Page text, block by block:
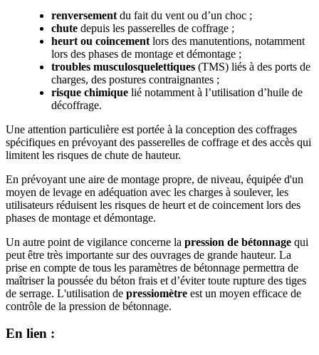
renversement du fait du vent ou d’un choc ;
chute depuis les passerelles de coffrage ;
heurt ou coincement lors des manutentions, notamment
lors des phases de montage et démontage ;
troubles musculosquelettiques (TMS) liés à des ports de
charges, des postures contraignantes ;
risque chimique lié notamment à l’utilisation d’huile de
décoffrage.
Une attention particulière est portée à la conception des coffrages
spécifiques en prévoyant des passerelles de coffrage et des accès qui
limitent les risques de chute de hauteur.
En prévoyant une aire de montage propre, de niveau, équipée d'un
moyen de levage en adéquation avec les charges à soulever, les
utilisateurs réduisent les risques de heurt et de coincement lors des
phases de montage et démontage.
Un autre point de vigilance concerne la pression de bétonnage qui
peut être très importante sur des ouvrages de grande hauteur. La
prise en compte de tous les paramètres de bétonnage permettra de
maîtriser la poussée du béton frais et d’éviter toute rupture des tiges
de serrage. L'utilisation de pressiomètre est un moyen efficace de
contrôle de la pression de bétonnage.
En lien :